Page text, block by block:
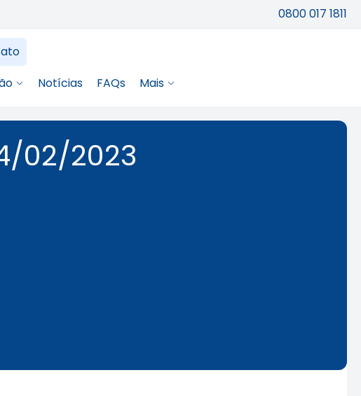
0800 017 1811
Notícias FAQs Mais
02/2023